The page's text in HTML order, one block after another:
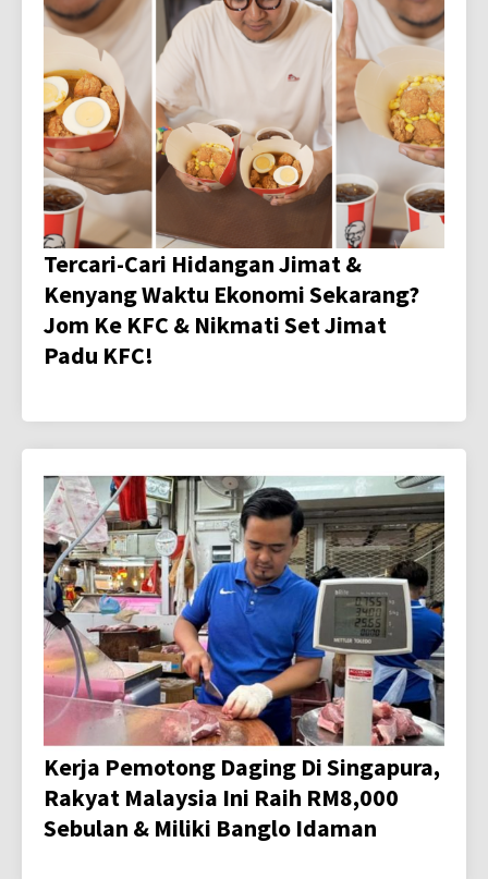
Tercari-Cari Hidangan Jimat &
Kenyang Waktu Ekonomi Sekarang?
Jom Ke KFC & Nikmati Set Jimat
Padu KFC!
Kerja Pemotong Daging Di Singapura,
Rakyat Malaysia Ini Raih RM8,000
Sebulan & Miliki Banglo Idaman